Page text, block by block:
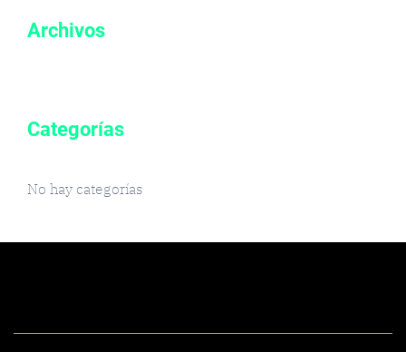
Archivos
Categorías
No hay categorías